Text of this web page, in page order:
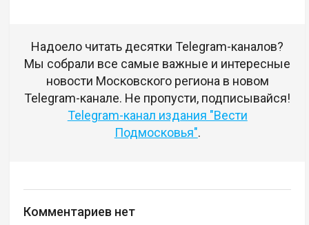
Надоело читать десятки Telegram-каналов?
Мы собрали все самые важные и интересные
новости Московского региона в новом
Telegram-канале. Не пропусти, подписывайся!
Telegram-канал издания "Вести
Подмосковья".
Комментариев нет